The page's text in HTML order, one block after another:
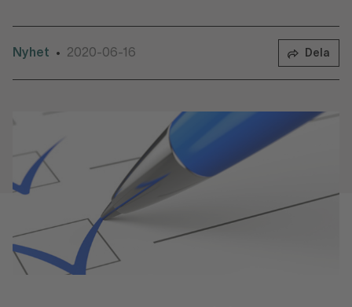
Nyhet • 2020-06-16 Dela